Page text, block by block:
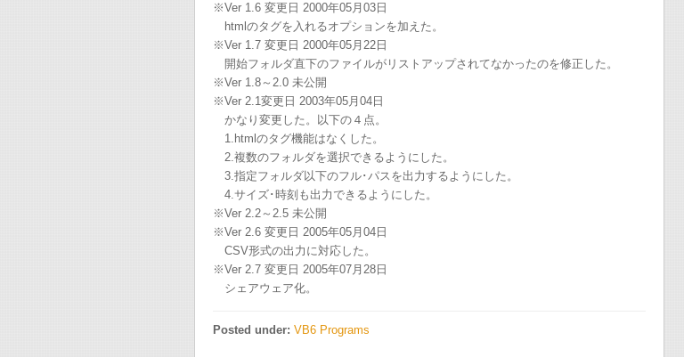
※Ver 1.6 変更日 2000年05月03日
htmlのタグを入れるオプションを加えた。
※Ver 1.7 変更日 2000年05月22日
開始フォルダ直下のファイルがリストアップされてなかったのを修正した。
※Ver 1.8～2.0 未公開
※Ver 2.1変更日 2003年05月04日
かなり変更した。以下の４点。
1.htmlのタグ機能はなくした。
2.複数のフォルダを選択できるようにした。
3.指定フォルダ以下のフル･パスを出力するようにした。
4.サイズ･時刻も出力できるようにした。
※Ver 2.2～2.5 未公開
※Ver 2.6 変更日 2005年05月04日
CSV形式の出力に対応した。
※Ver 2.7 変更日 2005年07月28日
シェアウェア化。
Posted under: VB6 Programs